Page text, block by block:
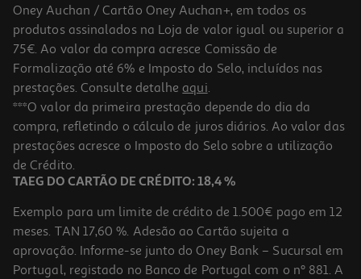
Rebuçados Roshen Barbaris 1kg
8.99 €/Kg
8,99 €
Oney Auchan / Cartão Oney Auchan+, em todos os
produtos assinalados na Loja de valor igual ou superior a
75€. Ao valor da compra acresce Comissão de
Formalização até 6% e Imposto do Selo, incluídos nas
prestações. Consulte detalhe aqui.
***O valor da primeira prestação depende do dia da
compra, refletindo o cálculo de juros diários. Ao valor das
prestações acresce o Imposto do Selo sobre a utilização
de Crédito.
TAEG DO CARTÃO DE CRÉDITO: 18,4 %
Exemplo para um limite de crédito de 1.500€ pago em 12
meses. TAN 17,60 %. Adesão ao Cartão sujeita a
aprovação. Informe-se junto do Oney Bank – Sucursal em
Portugal, registado no Banco de Portugal com o nº 881. A